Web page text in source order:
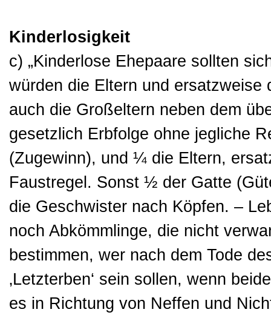
Kinderlosigkeit
c) „Kinderlose Ehepaare sollten
würden die Eltern und
auch die Großeltern neben dem
gesetzlich Erbfolge ohne jegliche
(Zugewinn), und ¼ die Eltern,
Faustregel. Sonst ½ der Gatte
die Geschwister nach Köpfen. –
noch Abkömmlinge, die nicht
bestimmen, wer nach dem Tode
‚Letzterben‘ sein sollen, wenn
es in Richtung von Neffen und